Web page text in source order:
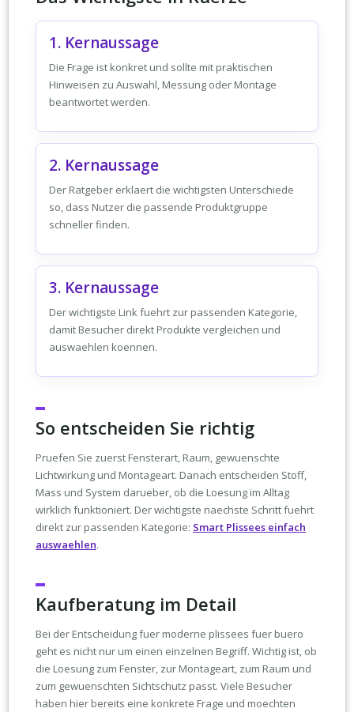
1. Kernaussage
Die Frage ist konkret und sollte mit praktischen
Hinweisen zu Auswahl, Messung oder Montage
beantwortet werden.
2. Kernaussage
Der Ratgeber erklaert die wichtigsten Unterschiede
so, dass Nutzer die passende Produktgruppe
schneller finden.
3. Kernaussage
Der wichtigste Link fuehrt zur passenden Kategorie,
damit Besucher direkt Produkte vergleichen und
auswaehlen koennen.
So entscheiden Sie richtig
Pruefen Sie zuerst Fensterart, Raum, gewuenschte
Lichtwirkung und Montageart. Danach entscheiden Stoff,
Mass und System darueber, ob die Loesung im Alltag
wirklich funktioniert. Der wichtigste naechste Schritt fuehrt
direkt zur passenden Kategorie: Smart Plissees einfach
auswaehlen.
Kaufberatung im Detail
Bei der Entscheidung fuer moderne plissees fuer buero
geht es nicht nur um einen einzelnen Begriff. Wichtig ist, ob
die Loesung zum Fenster, zur Montageart, zum Raum und
zum gewuenschten Sichtschutz passt. Viele Besucher
haben hier bereits eine konkrete Frage und moechten